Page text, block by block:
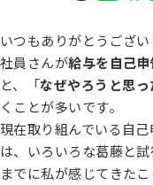
いつもありがとうござ
社員さんが給与を自己
と、「なぜやろうと思っ
くことが多いです。
現在取り組んでいる自
は、いろいろな葛藤と
までに私が感じてきた